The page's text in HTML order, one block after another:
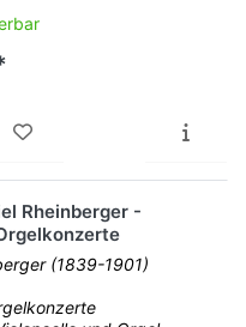
Rheinberger -
(1839-1901)